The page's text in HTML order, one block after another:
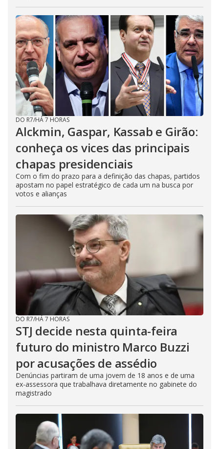
DO R7/HÁ 7 HORAS
Alckmin, Gaspar, Kassab e Girão:
conheça os vices das principais
chapas presidenciais
Com o fim do prazo para a definição das chapas, partidos
apostam no papel estratégico de cada um na busca por
votos e alianças
DO R7/HÁ 7 HORAS
STJ decide nesta quinta-feira
futuro do ministro Marco Buzzi
por acusações de assédio
Denúncias partiram de uma jovem de 18 anos e de uma
ex-assessora que trabalhava diretamente no gabinete do
magistrado